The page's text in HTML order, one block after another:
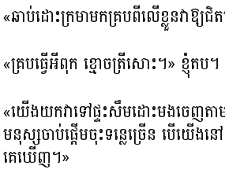
«ឆាប់ដោះក្រមាមកគ្របពីលើខ្លួនវាឱ្យ
«គ្របធ្វើអីពុក ខ្មោចត្រីសោះ។» ខ្ញុំតប។
«យើងយកវាទៅផ្ទះសឹមដោះមងចេញតាម
មនុស្សចាប់ផ្តើមចុះទន្លេច្រើន បើយើង
គេឃើញ។»